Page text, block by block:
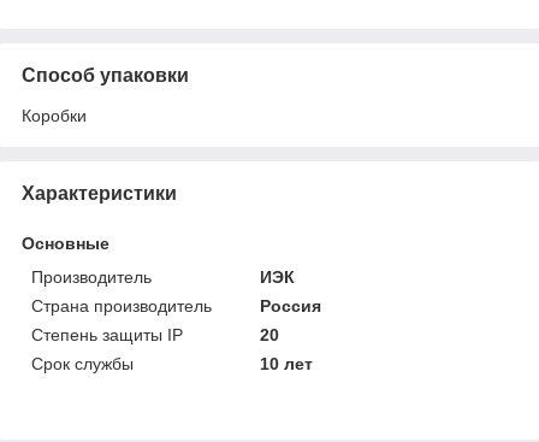
Способ упаковки
Коробки
Характеристики
Основные
Производитель
ИЭК
Страна производитель
Россия
Степень защиты IP
20
Срок службы
10 лет